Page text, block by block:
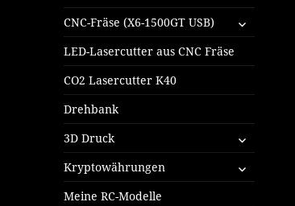
CNC-Fräse (X6-1500GT USB)
untermenü
öffnen
LED-Lasercutter aus CNC Fräse
CO2 Lasercutter K40
Drehbank
3D Druck
untermenü
öffnen
Kryptowährungen
untermenü
öffnen
Meine RC-Modelle